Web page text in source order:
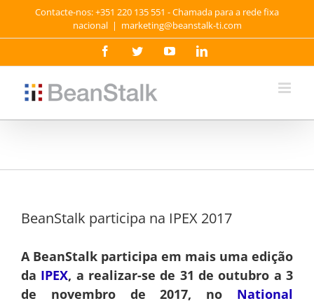
content
Contacte-nos: +351 220 135 551 - Chamada para a rede fixa
nacional | marketing@beanstalk-ti.com
FacebookTwitterYouTubeLinkedIn
BeanStalk participa na IPEX 2017
A BeanStalk participa em mais uma edição
da IPEX, a realizar-se de 31 de outubro a 3
de novembro de 2017, no National